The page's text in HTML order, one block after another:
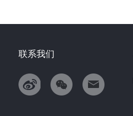
联系我们